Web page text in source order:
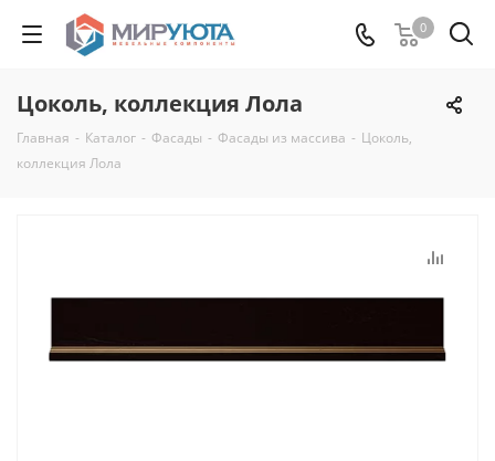
0
Цоколь, коллекция Лола
Главная - Каталог - Фасады - Фасады из массива - Цоколь,
коллекция Лола